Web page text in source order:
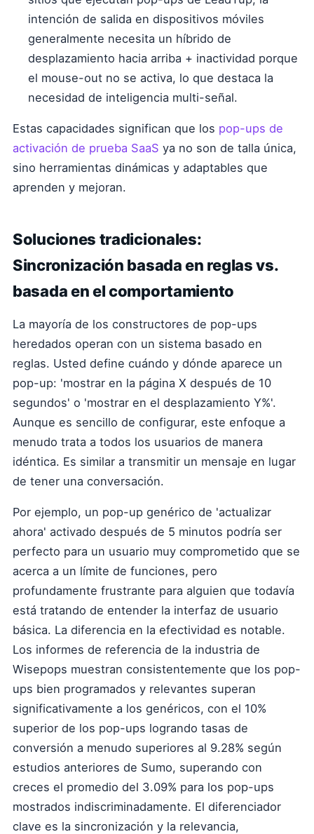
intención de salida en dispositivos móviles
generalmente necesita un híbrido de
desplazamiento hacia arriba + inactividad porque
el mouse-out no se activa, lo que destaca la
necesidad de inteligencia multi-señal.
Estas capacidades significan que los pop-ups de
activación de prueba SaaS ya no son de talla única,
sino herramientas dinámicas y adaptables que
aprenden y mejoran.
Soluciones tradicionales:
Sincronización basada en reglas vs.
basada en el comportamiento
La mayoría de los constructores de pop-ups
heredados operan con un sistema basado en
reglas. Usted define cuándo y dónde aparece un
pop-up: 'mostrar en la página X después de 10
segundos' o 'mostrar en el desplazamiento Y%'.
Aunque es sencillo de configurar, este enfoque a
menudo trata a todos los usuarios de manera
idéntica. Es similar a transmitir un mensaje en lugar
de tener una conversación.
Por ejemplo, un pop-up genérico de 'actualizar
ahora' activado después de 5 minutos podría ser
perfecto para un usuario muy comprometido que se
acerca a un límite de funciones, pero
profundamente frustrante para alguien que todavía
está tratando de entender la interfaz de usuario
básica. La diferencia en la efectividad es notable.
Los informes de referencia de la industria de
Wisepops muestran consistentemente que los pop-
ups bien programados y relevantes superan
significativamente a los genéricos, con el 10%
superior de los pop-ups logrando tasas de
conversión a menudo superiores al 9.28% según
estudios anteriores de Sumo, superando con
creces el promedio del 3.09% para los pop-ups
mostrados indiscriminadamente. El diferenciador
clave es la sincronización y la relevancia,